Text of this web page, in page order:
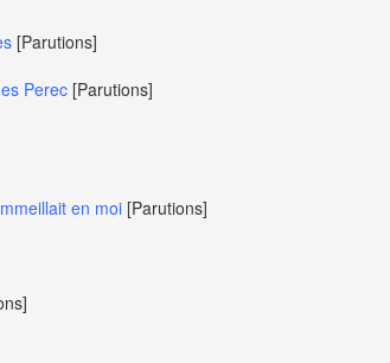
[Parutions]
Perec [Parutions]
en moi [Parutions]